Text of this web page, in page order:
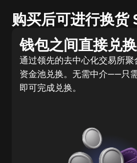
购买后可进行换货
钱包之间直接兑换
通过领先的去中心化交易所聚
资金池兑换。无需中介——只
即可完成兑换。